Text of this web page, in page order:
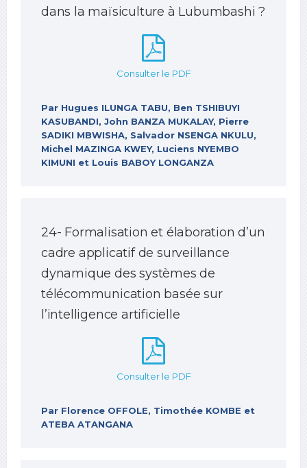
dans la maïsiculture à Lubumbashi ?
Consulter le PDF
Par Hugues ILUNGA TABU, Ben TSHIBUYI
KASUBANDI, John BANZA MUKALAY, Pierre
SADIKI MBWISHA, Salvador NSENGA NKULU,
Michel MAZINGA KWEY, Luciens NYEMBO
KIMUNI et Louis BABOY LONGANZA
24- Formalisation et élaboration d’un
cadre applicatif de surveillance
dynamique des systèmes de
télécommunication basée sur
l’intelligence artificielle
Consulter le PDF
Par Florence OFFOLE, Timothée KOMBE et
ATEBA ATANGANA